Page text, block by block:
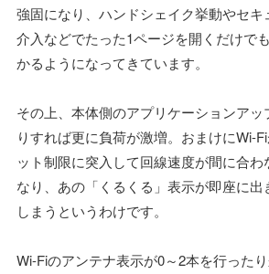
強固になり、ハンドシェイク挙動やセ
介入などでたった1ページを開くだけで
かるようになってきています。
その上、本体側のアプリケーションアッ
りすれば更に負荷が激増。おまけにWi-
ット制限に突入して回線速度が間に合
なり、あの「くるくる」表示が即座に出
しまうというわけです。
Wi-Fiのアンテナ表示が0～2本を行った